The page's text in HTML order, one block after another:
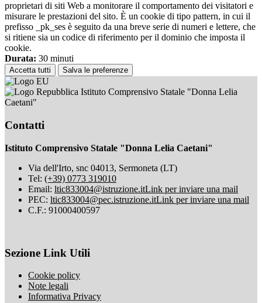
proprietari di siti Web a monitorare il comportamento dei visitatori e
misurare le prestazioni del sito. È un cookie di tipo pattern, in cui il
prefisso _pk_ses è seguito da una breve serie di numeri e lettere, che
si ritiene sia un codice di riferimento per il dominio che imposta il
cookie.
Durata: 30 minuti
Accetta tutti Salva le preferenze
Istituto Comprensivo Statale "Donna Lelia
Caetani"
Contatti
Istituto Comprensivo Statale "Donna Lelia Caetani"
Via dell'Irto, snc 04013, Sermoneta (LT)
Tel: (+39) 0773 319010
Email: ltic833004@istruzione.itLink per inviare una mail
PEC: ltic833004@pec.istruzione.itLink per inviare una mail
C.F.: 91000400597
Sezione Link Utili
Cookie policy
Note legali
Informativa Privacy